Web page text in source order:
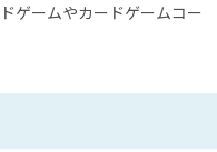
ゲームやカードゲームコー